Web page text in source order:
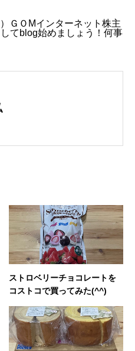
ＧＯMインターネット株主
てblog始めましょう！何事
ストロベリーチョコレートを
コストコで買ってみた(^^)